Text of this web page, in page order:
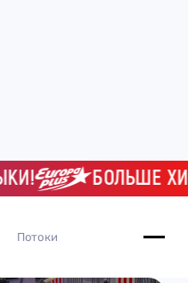
БОЛЬШЕ
Потоки